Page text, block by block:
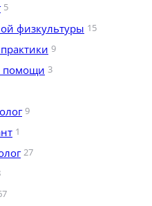
5
физкультуры 15
9
помощи 3
9
1
27